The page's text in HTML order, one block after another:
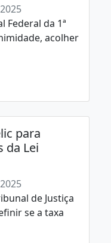
Federal da 1ª
acolher
para
da Lei
de Justiça
se a taxa